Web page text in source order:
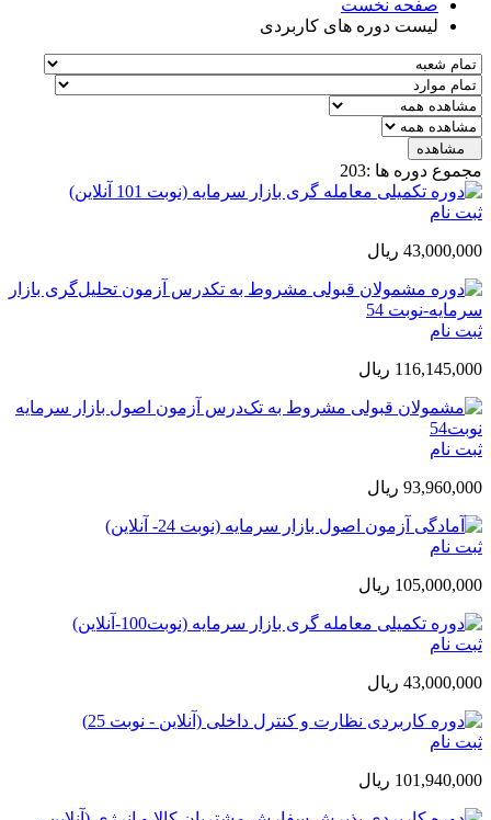
صفحه نخست
لیست دوره های کاربردی
مشاهده
مجموع دوره ها :203
ثبت نام
43,000,000 ريال
ثبت نام
116,145,000 ريال
ثبت نام
93,960,000 ريال
ثبت نام
105,000,000 ريال
ثبت نام
43,000,000 ريال
ثبت نام
101,940,000 ريال